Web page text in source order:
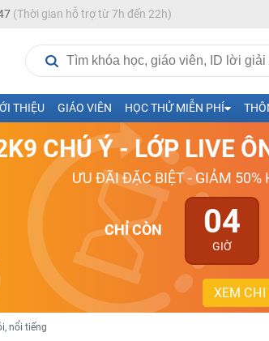
(Thời gian hỗ trợ từ 7h đến 22h)
THIỆU GIÁO VIÊN HỌC THỬ MIỄN PHÍ
CHÚ Ý - LỚP LIVE
ƯU ĐÃI ĐẶC BIỆT - GIẢM 50%
CHỈ CÒN 04
GIỜ
XEM CHI
- Hóa - Văn - Anh- Sinh-Sử-Địa cùng Thầy Cô giỏi, nổi tiếng
Cô giỏi, nổi tiếng
năm học 2026-2027
nổi tiếng
nổi tiếng
nổi tiếng